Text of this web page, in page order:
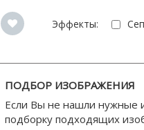
Эффекты:
ПОДБОР ИЗОБРАЖЕНИЯ
Если Вы не нашли нужные
подборку подходящих